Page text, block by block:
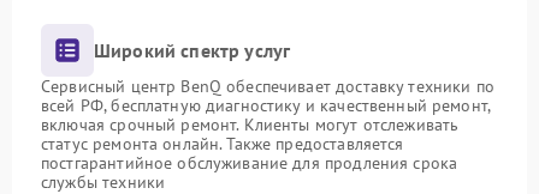
Широкий спектр услуг
Сервисный центр BenQ обеспечивает доставку техники по
всей РФ, бесплатную диагностику и качественный ремонт,
включая срочный ремонт. Клиенты могут отслеживать
статус ремонта онлайн. Также предоставляется
постгарантийное обслуживание для продления срока
службы техники